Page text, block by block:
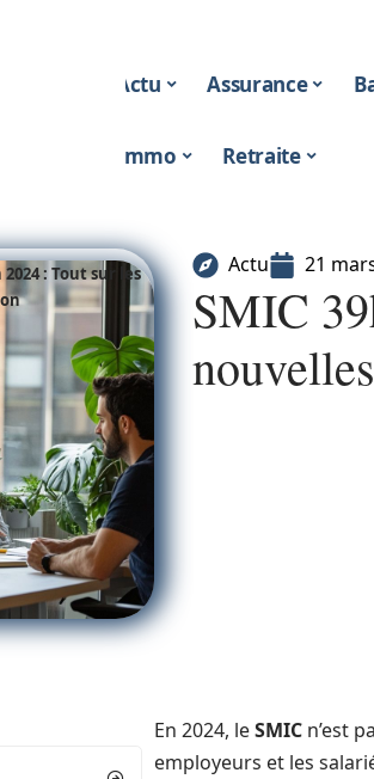
Actu Assurance
Immo Retraite
: Tout sur les
Actu 21
SMIC
En 2024, leSMIC n’est
employeurs et les